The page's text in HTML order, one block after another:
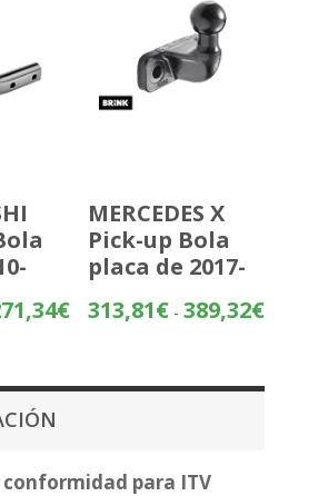
€Rango
MERCEDES X
Pick-up Bola
placa de 2017-
313,81€ - 389,32€Rango
para ITV